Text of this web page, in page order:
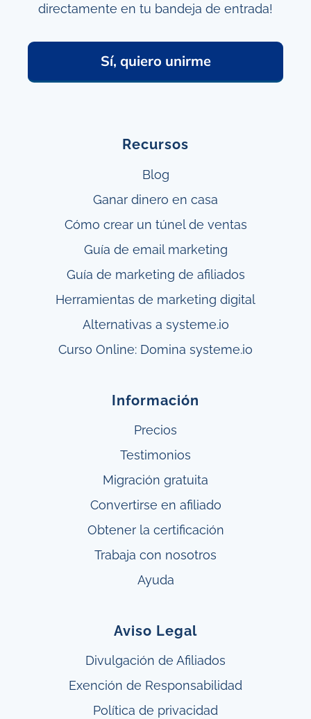
directamente en tu bandeja de entrada!
Sí, quiero unirme
Recursos
Blog
Ganar dinero en casa
Cómo crear un túnelde ventas
Guía de email marketing
Guía de marketing de afiliados
Herramientas de marketing digital
Alternativas a systeme.io
Curso Online: Domina systeme.io
Información
Precios
Testimonios
Migración gratuita
Convertirse en afiliado
Obtenerla certificación
Trabaja con nosotros
Ayuda
Aviso Legal
Divulgación de Afiliados
Exención de Responsabilidad
Política de privacidad